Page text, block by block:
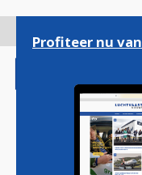
gaan
Profiteer nu